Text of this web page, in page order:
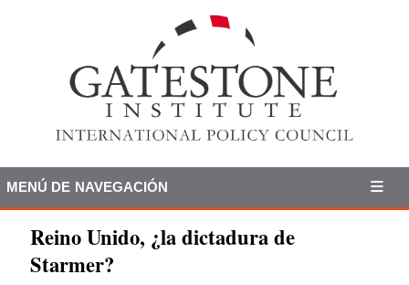
MENÚ DE NAVEGACIÓN
Reino Unido, ¿la dictadura de
Starmer?